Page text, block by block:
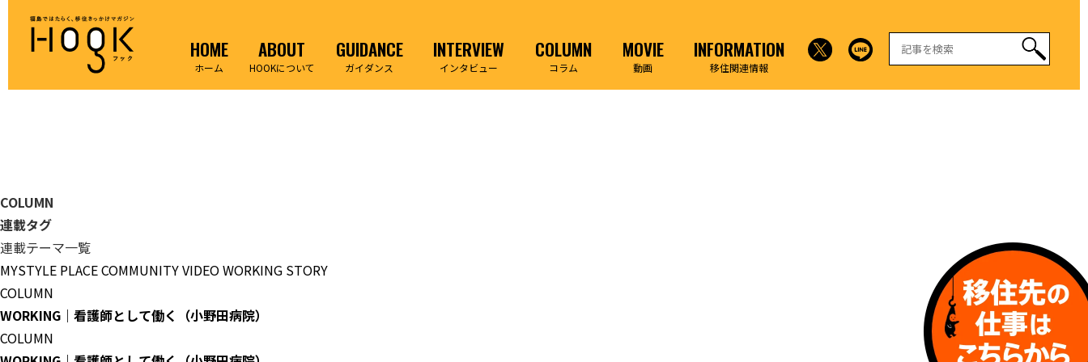
HOME
ホーム
ABOUT
HOOKについて
GUIDANCE
ガイダンス
INTERVIEW
インタビュー
COLUMN
コラム
MOVIE
動画
INFORMATION
移住関連情報
COLUMN
連載タグ
連載テーマ一覧
MYSTYLE PLACECOMMUNITYVIDEOWORKING STORY
COLUMN
WORKING｜看護師として働く（小野田病院）
COLUMN